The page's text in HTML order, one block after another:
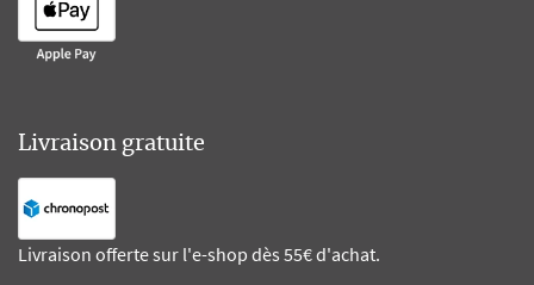
Livraison gratuite
Livraison offerte sur l'e-shop dès 55€ d'achat.